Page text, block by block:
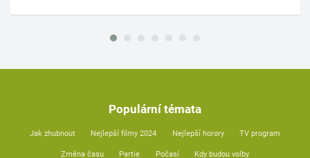
Populární témata
Jak zhubnout Nejlepší filmy 2024 Nejlepší horory TV program
Změna času Partie Počasí Kdy budou volby